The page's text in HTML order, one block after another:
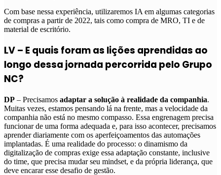
Com base nessa experiência, utilizaremos IA em algumas categorias
de compras a partir de 2022, tais como compra de MRO, TI e de
material de escritório.
LV – E quais foram as lições aprendidas ao
longo dessa jornada percorrida pelo Grupo
NC?
DP – Precisamos adaptar a solução à realidade da companhia.
Muitas vezes, estamos pensando lá na frente, mas a velocidade da
companhia não está no mesmo compasso. Essa engrenagem precisa
funcionar de uma forma adequada e, para isso acontecer, precisamos
aprender diariamente com os aperfeiçoamentos das automações
implantadas. É uma realidade do processo: o dinamismo da
digitalização de compras exige essa adaptação constante, inclusive
do time, que precisa mudar seu mindset, e da própria liderança, que
deve encarar esse desafio de gestão.